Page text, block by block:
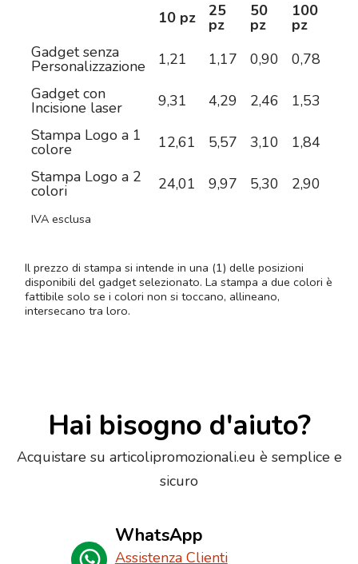
10 pz 25
pz
50
pz
100
pz
Gadget senza
Personalizzazione 1,21 1,17 0,90 0,78
Gadget con
Incisione laser 9,31 4,29 2,46 1,53
Stampa Logo a 1
colore 12,61 5,57 3,10 1,84
Stampa Logo a 2
colori 24,01 9,97 5,30 2,90
IVA esclusa
Il prezzo di stampa si intende in una (1) delle posizioni
disponibili del gadget selezionato. La stampa a due colori è
fattibile solo se i colori non si toccano, allineano,
intersecano tra loro.
Hai bisogno d'aiuto?
Acquistare su articolipromozionali.eu è semplice e
sicuro
WhatsApp
Assistenza Clienti